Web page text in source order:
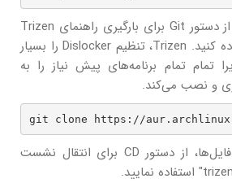
پس از نصب بسته‌ها، از دستور Git برای بارگیری راهنمای Trizen
AUR و نصب آن استفاده کنید. Trizen، تنظیم Dislocker را بسیار
تمام تمام برنامه‌های پیش نیاز را به
و نصب می‌کند.
git clone https://
پس از اتمام بارگیری فایل‌ها، از دستور CD برای انتقال نشست